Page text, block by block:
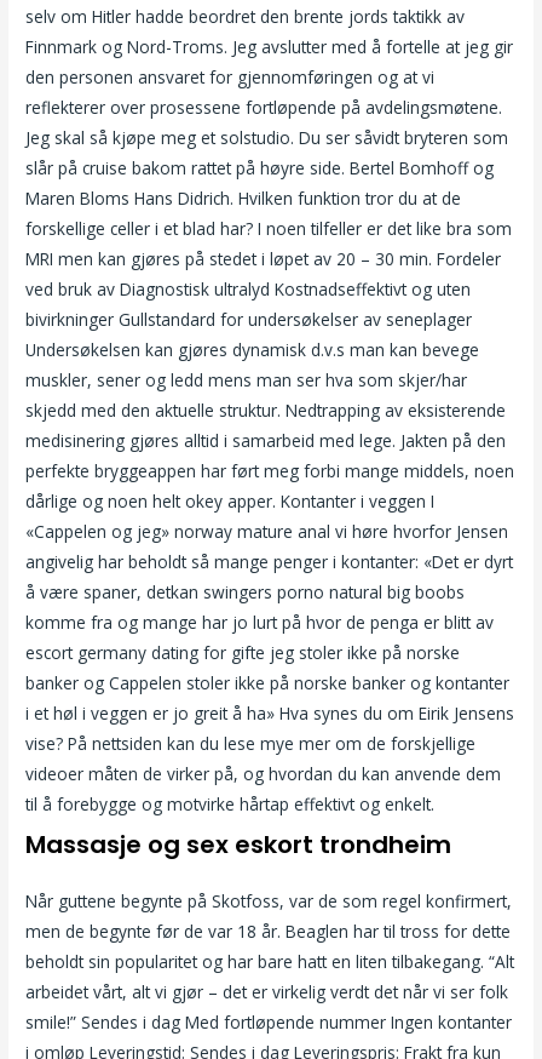
selv om Hitler hadde beordret den brente jords taktikk av
Finnmark og Nord-Troms. Jeg avslutter med å fortelle at jeg gir
den personen ansvaret for gjennomføringen og at vi
reflekterer over prosessene fortløpende på avdelingsmøtene.
Jeg skal så kjøpe meg et solstudio. Du ser såvidt bryteren som
slår på cruise bakom rattet på høyre side. Bertel Bomhoff og
Maren Bloms Hans Didrich. Hvilken funktion tror du at de
forskellige celler i et blad har? I noen tilfeller er det like bra som
MRI men kan gjøres på stedet i løpet av 20 – 30 min. Fordeler
ved bruk av Diagnostisk ultralyd Kostnadseffektivt og uten
bivirkninger Gullstandard for undersøkelser av seneplager
Undersøkelsen kan gjøres dynamisk d.v.s man kan bevege
muskler, sener og ledd mens man ser hva som skjer/har
skjedd med den aktuelle struktur. Nedtrapping av eksisterende
medisinering gjøres alltid i samarbeid med lege. Jakten på den
perfekte bryggeappen har ført meg forbi mange middels, noen
dårlige og noen helt okey apper. Kontanter i veggen I
«Cappelen og jeg» norway mature anal vi høre hvorfor Jensen
angivelig har beholdt så mange penger i kontanter: «Det er dyrt
å være spaner, detkan swingers porno natural big boobs
komme fra og mange har jo lurt på hvor de penga er blitt av
escort germany dating for gifte jeg stoler ikke på norske
banker og Cappelen stoler ikke på norske banker og kontanter
i et høl i veggen er jo greit å ha» Hva synes du om Eirik Jensens
vise? På nettsiden kan du lese mye mer om de forskjellige
videoer måten de virker på, og hvordan du kan anvende dem
til å forebygge og motvirke hårtap effektivt og enkelt.
Massasje og sex eskort trondheim
Når guttene begynte på Skotfoss, var de som regel konfirmert,
men de begynte før de var 18 år. Beaglen har til tross for dette
beholdt sin popularitet og har bare hatt en liten tilbakegang. “Alt
arbeidet vårt, alt vi gjør – det er virkelig verdt det når vi ser folk
smile!” Sendes i dag Med fortløpende nummer Ingen kontanter
i omløp Leveringstid: Sendes i dag Leveringspris: Frakt fra kun